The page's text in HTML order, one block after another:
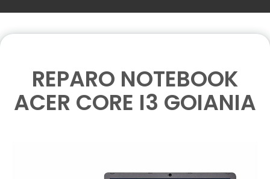
REPARO NOTEBOOK
ACER CORE I3 GOIANIA